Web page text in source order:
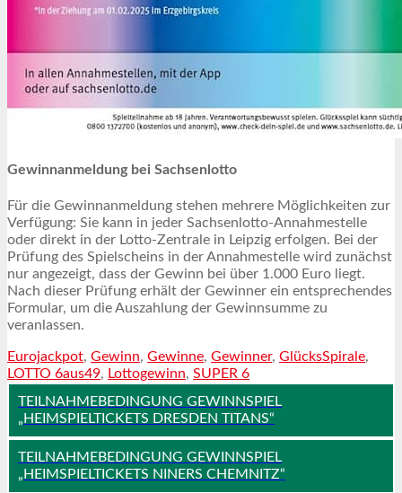
Gewinnanmeldung bei Sachsenlotto
Für die Gewinnanmeldung stehen mehrere Möglichkeiten zur
Verfügung: Sie kann in jeder Sachsenlotto-Annahmestelle
oder direkt in der Lotto-Zentrale in Leipzig erfolgen. Bei der
Prüfung des Spielscheins in der Annahmestelle wird zunächst
nur angezeigt, dass der Gewinn bei über 1.000 Euro liegt.
Nach dieser Prüfung erhält der Gewinner ein entsprechendes
Formular, um die Auszahlung der Gewinnsumme zu
veranlassen.
Eurojackpot, Gewinn, Gewinne, Gewinner, GlücksSpirale,
LOTTO 6aus49, Lottogewinn, SUPER 6
TEILNAHMEBEDINGUNG GEWINNSPIEL
„HEIMSPIELTICKETS DRESDEN TITANS“
TEILNAHMEBEDINGUNG GEWINNSPIEL
„HEIMSPIELTICKETS NINERS CHEMNITZ“